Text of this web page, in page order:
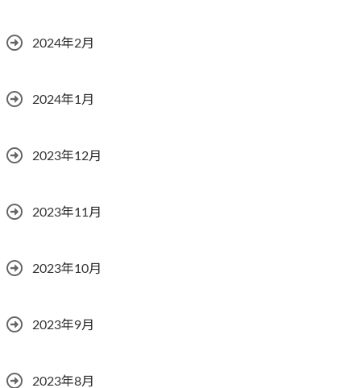
2024年2月
2024年1月
2023年12月
2023年11月
2023年10月
2023年9月
2023年8月